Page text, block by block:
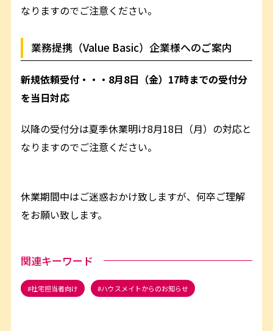
なりますのでご注意ください。
業務提携（Value Basic）企業様へのご案内
新規依頼受付・・・8月8日（金）17時までの受付分
を当日対応
以降の受付分は夏季休業明け8月18日（月）の対応と
なりますのでご注意ください。
休業期間中はご迷惑おかけ致しますが、何卒ご理解
をお願い致します。
関連キーワード
社宅担当者向け ハウスメイトからのお知らせ